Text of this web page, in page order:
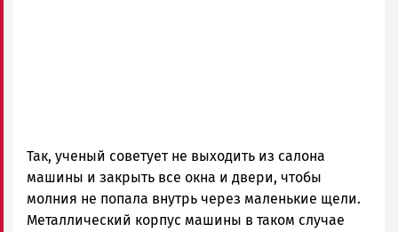
Так, ученый советует не выходить из салона
машины и закрыть все окна и двери, чтобы
молния не попала внутрь через маленькие щели.
Металлический корпус машины в таком случае